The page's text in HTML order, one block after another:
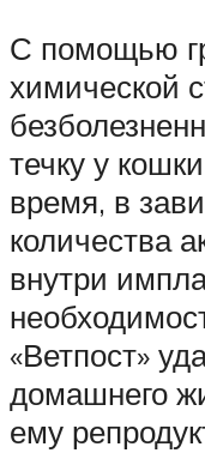
С помощью
химической
течку у
время, в
количества
внутри
«Ветпост»
домашнего
ему